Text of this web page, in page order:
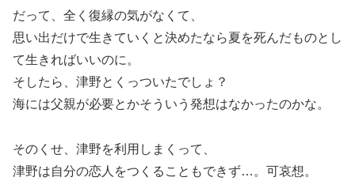
だって、全く復縁の気がなくて、
思い出だけで生きていくと決めたなら夏を死んだものとし
て生きればいいのに。
そしたら、津野とくっついたでしょ？
海には父親が必要とかそういう発想はなかったのかな。
そのくせ、津野を利用しまくって、
津野は自分の恋人をつくることもできず…。可哀想。